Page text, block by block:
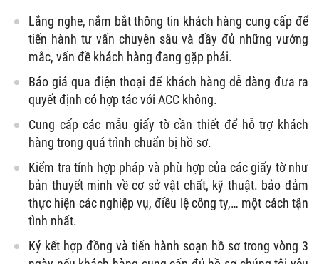
Lắng nghe, nắm bắt thông tin khách hàng cung cấp để
tiến hành tư vấn chuyên sâu và đầy đủ những vướng
mắc, vấn đề khách hàng đang gặp phải.
Báo giá qua điện thoại để khách hàng dễ dàng đưa ra
quyết định có hợp tác với ACC không.
Cung cấp các mẫu giấy tờ cần thiết để hỗ trợ khách
hàng trong quá trình chuẩn bị hồ sơ.
Kiểm tra tính hợp pháp và phù hợp của các giấy tờ như
bản thuyết minh về cơ sở vật chất, kỹ thuật. bảo đảm
thực hiện các nghiệp vụ, điều lệ công ty,… một cách tận
tình nhất.
Ký kết hợp đồng và tiến hành soạn hồ sơ trong vòng 3